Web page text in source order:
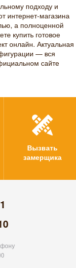
подходу и
интернет-магазина
а полноценной
купить готовое
онлайн. Актуальная
— вся
сайте
Вызвать
замерщика